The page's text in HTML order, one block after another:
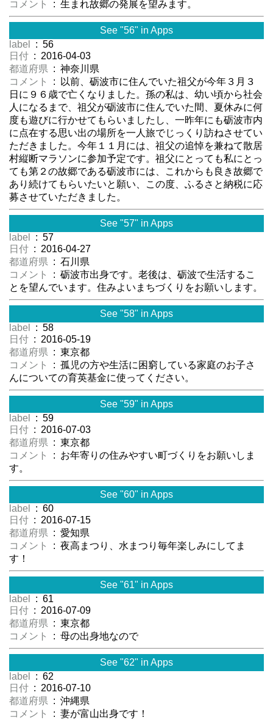
コメント
: 生まれ故郷の発展を望みます。
See "56" in Apps
label
: 56
日付 : 2016-04-03
都道府県 : 神奈川県
コメント
: 以前、砺波市に住んでいた祖父が今年３月３
日に９６歳で亡くなりました。孫の私は、幼い頃から社会
人になるまで、祖父が砺波市に住んでいた間、夏休みに何
度も遊びに行かせてもらいましたし、一昨年にも砺波市内
に点在する思い出の場所を一人旅でじっくり訪ねさせてい
ただきました。今年１１月には、祖父の追悼を兼ねて散居
村縦断マラソンに参加予定です。祖父にとっても私にとっ
ても第２の故郷である砺波市には、これからも良き故郷で
あり続けてもらいたいと願い、この度、ふるさと納税に応
募させていただきました。
See "57" in Apps
label
: 57
日付 : 2016-04-27
都道府県 : 石川県
コメント
: 砺波市出身です。老後は、砺波で生活するこ
とを望んでいます。住みよいまちづくりをお願いします。
See "58" in Apps
label
: 58
日付 : 2016-05-19
都道府県 : 東京都
コメント
: 孤児の方や生活に困窮している家庭のお子さ
んについての育英基金に使ってください。
See "59" in Apps
label
: 59
日付 : 2016-07-03
都道府県 : 東京都
コメント
: お年寄りの住みやすい町づくりをお願いしま
す。
See "60" in Apps
label
: 60
日付 : 2016-07-15
都道府県 : 愛知県
コメント
: 夜高まつり、水まつり毎年楽しみにしてま
す！
See "61" in Apps
label
: 61
日付 : 2016-07-09
都道府県 : 東京都
コメント
: 母の出身地なので
See "62" in Apps
label
: 62
日付 : 2016-07-10
都道府県 : 沖縄県
コメント
: 妻が富山出身です！